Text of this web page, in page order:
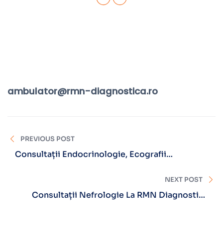
ambulator@rmn-diagnostica.ro
PREVIOUS POST
Consultații Endocrinologie, Ecografii
NEXT POST
Consultații Nefrologie La RMN Diagnostica